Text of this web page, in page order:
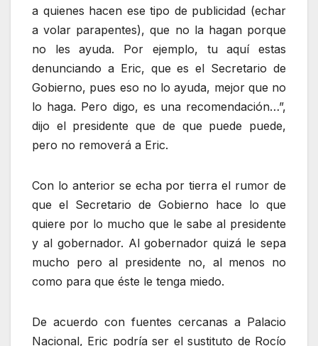
a quienes hacen ese tipo de publicidad (echar
a volar parapentes), que no la hagan porque
no les ayuda. Por ejemplo, tu aquí estas
denunciando a Eric, que es el Secretario de
Gobierno, pues eso no lo ayuda, mejor que no
lo haga. Pero digo, es una recomendación…”,
dijo el presidente que de que puede puede,
pero no removerá a Eric.
Con lo anterior se echa por tierra el rumor de
que el Secretario de Gobierno hace lo que
quiere por lo mucho que le sabe al presidente
y al gobernador. Al gobernador quizá le sepa
mucho pero al presidente no, al menos no
como para que éste le tenga miedo.
De acuerdo con fuentes cercanas a Palacio
Nacional, Eric podría ser el sustituto de Rocío